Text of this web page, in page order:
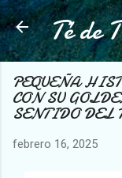
Té de
PEQUEÑA
CON SU
SENTIDO DEL
febrero 16, 2025